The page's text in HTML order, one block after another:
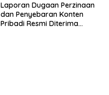
Laporan Dugaan Perzinaan
dan Penyebaran Konten
Pribadi Resmi Diterima